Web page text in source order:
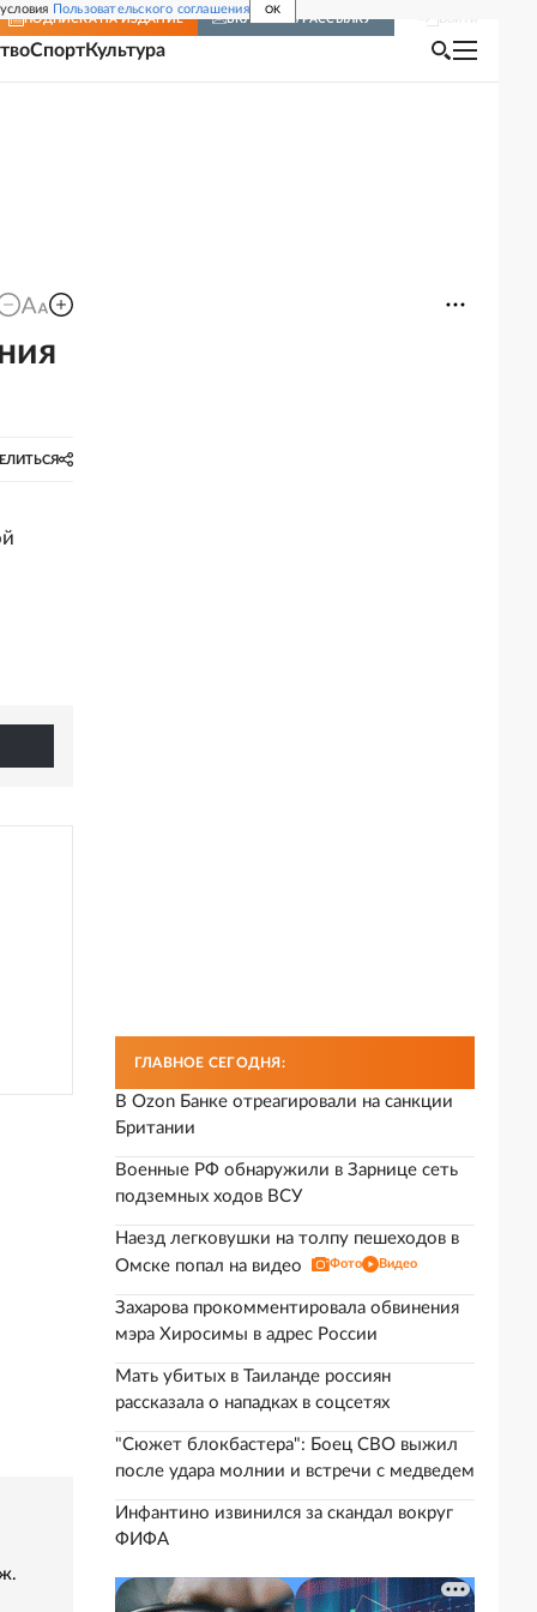
Пользовательского соглашения OK
ПОДПИСКА НА ИЗДАНИЕ ВКЛЮЧИТЬ РАССЫЛКУ
СпортКультура
ГЛАВНОЕ СЕГОДНЯ:
В Ozon Банке отреагировали на санкции
Британии
Военные РФ обнаружили в Зарнице сеть
подземных ходов ВСУ
Наезд легковушки на толпу пешеходов в
Омске попал на видео
Фото Видео
Захарова прокомментировала обвинения
мэра Хиросимы в адрес России
Мать убитых в Таиланде россиян
рассказала о нападках в соцсетях
"Сюжет блокбастера": Боец СВО выжил
после удара молнии и встречи с медведем
Инфантино извинился за скандал вокруг
ФИФА